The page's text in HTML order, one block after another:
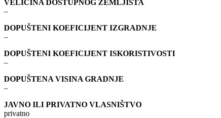
VELIČINA DOSTUPNOG ZEMLJIŠTA
–
DOPUŠTENI KOEFICIJENT IZGRADNJE
–
DOPUŠTENI KOEFICIJENT ISKORISTIVOSTI
–
DOPUŠTENA VISINA GRADNJE
–
JAVNO ILI PRIVATNO VLASNIŠTVO
privatno